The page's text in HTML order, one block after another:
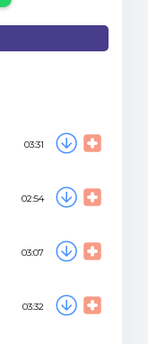
03:31
02:54
03:07
03:32